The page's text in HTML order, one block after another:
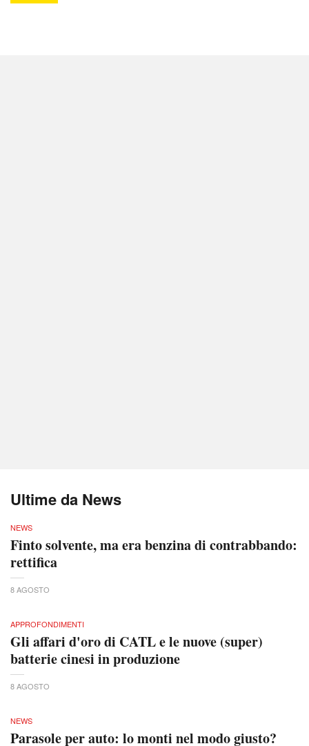
Ultime da News
NEWS
Finto solvente, ma era benzina di contrabbando:
rettifica
8 AGOSTO
APPROFONDIMENTI
Gli affari d'oro di CATL e le nuove (super)
batterie cinesi in produzione
8 AGOSTO
NEWS
Parasole per auto: lo monti nel modo giusto?